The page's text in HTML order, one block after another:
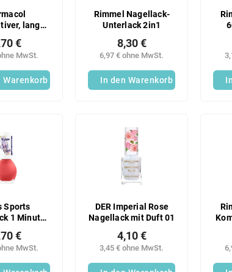
lang
5DaysStay
05MwSt.
€
Warenkorb
Rimmel Nagellack-
Unterlack 2in1
6,97 € ohne MwSt.
8,30 €
In den Warenkorb
Sports
1 Minute
MwSt.
€
DER Imperial Rose
Nagellack mit Duft 01
3,45 € ohne MwSt.
4,10 €